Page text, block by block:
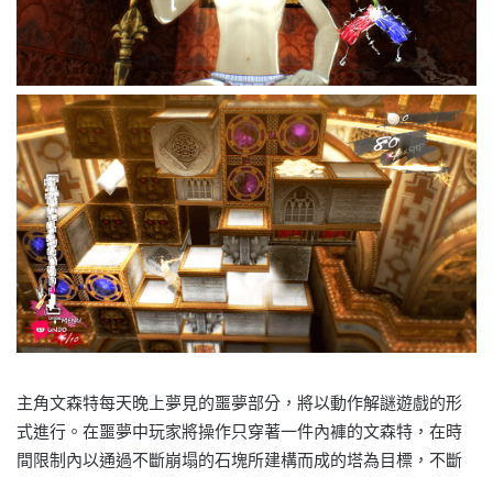
主角文森特每天晚上夢見的噩夢部分，將以動作解謎遊戲的形
式進行。在噩夢中玩家將操作只穿著一件內褲的文森特，在時
間限制內以通過不斷崩塌的石塊所建構而成的塔為目標，不斷